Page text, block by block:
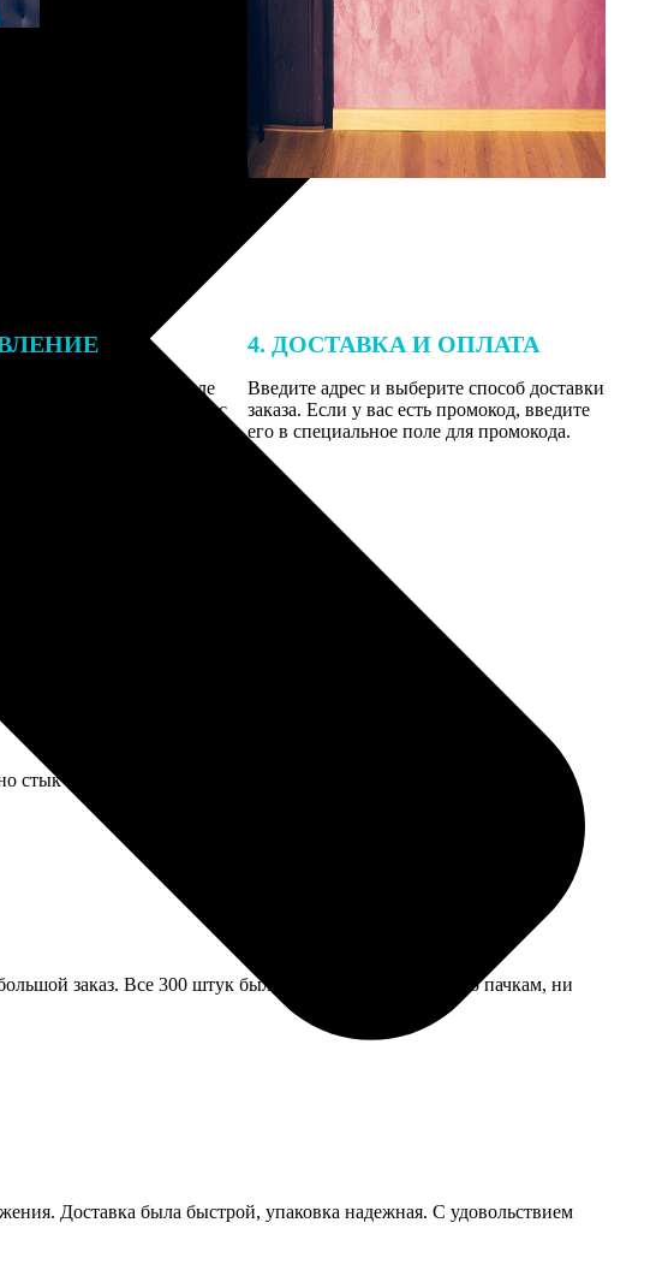
банковской картой. После
подтверждение на email с
4. ДОСТАВКА И ОПЛАТА
Введите адрес и выберите способ доставки
заказа. Если у вас есть промокод, введите
его в специальное поле для промокода.
стык почти не заметен.
заказ. Все 300 штук были упакованы в плёнку по пачкам, ни
Доставка была быстрой, упаковка надежная. С удовольствием